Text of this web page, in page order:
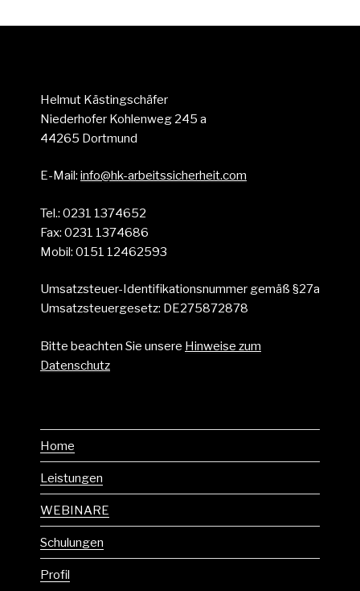
Helmut Kästingschäfer
Niederhofer Kohlenweg 245 a
44265 Dortmund
E-Mail: info@hk-arbeitssicherheit.com
Tel.: 0231 1374652
Fax: 0231 1374686
Mobil: 0151 12462593
Umsatzsteuer-Identifikationsnummer gemäß §27a
Umsatzsteuergesetz: DE275872878
Bitte beachten Sie unsere Hinweise zum
Datenschutz
Home
Leistungen
WEBINARE
Schulungen
Profil